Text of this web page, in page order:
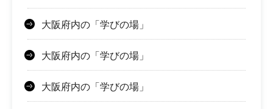
大阪府内の「学びの場」
大阪府内の「学びの場」
大阪府内の「学びの場」